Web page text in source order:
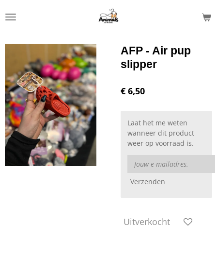
direct
AFP - Air pup
slipper
€ 6,50
Laat het me weten
wanneer dit product
weer op voorraad is.
Verzenden
Uitverkocht